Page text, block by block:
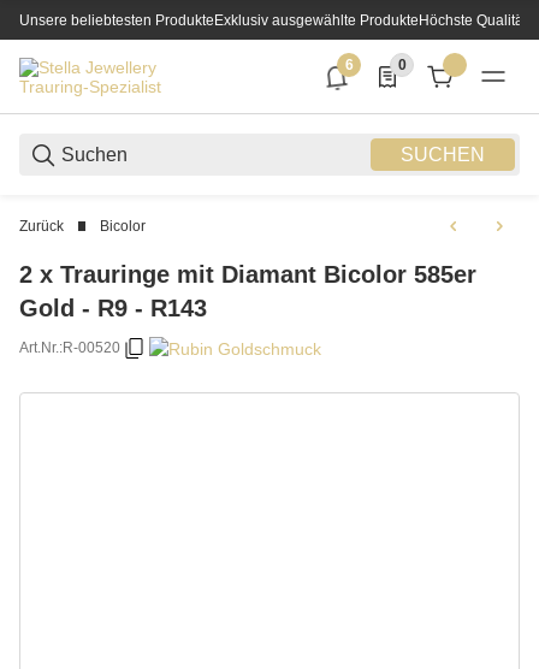
Unsere beliebtesten ProdukteExklusiv ausgewählte ProdukteHöchste Qualität
SUCHEN
6
6 neue Notifizierungen
0
0 Produkte in der
Zurück Bicolor
2 x Trauringe mit Diamant Bicolor 585er
Gold - R9 - R143
Art.Nr.:R-00520